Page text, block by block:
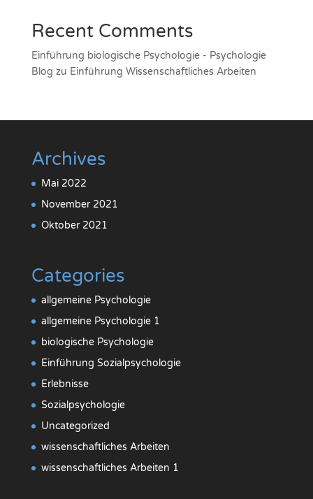
Recent Comments
Einführung biologische Psychologie - Psychologie
Blog zu Einführung Wissenschaftliches Arbeiten
Archives
Mai 2022
November 2021
Oktober 2021
Categories
allgemeine Psychologie
allgemeine Psychologie 1
biologische Psychologie
Einführung Sozialpsychologie
Erlebnisse
Sozialpsychologie
Uncategorized
wissenschaftliches Arbeiten
wissenschaftliches Arbeiten 1